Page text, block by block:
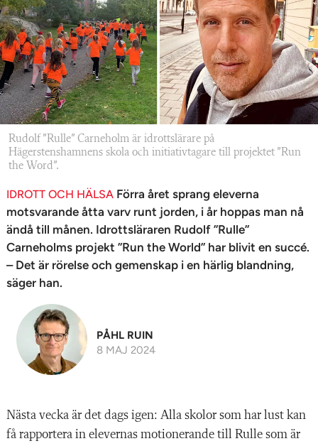
Rudolf ”Rulle” Carneholm är idrottslärare på
Hägerstenshamnens skola och initiativtagare till projektet ”Run
the Word”.
IDROTT OCH HÄLSA Förra året sprang eleverna
motsvarande åtta varv runt jorden, i år hoppas man nå
ändå till månen. Idrottsläraren Rudolf ”Rulle”
Carneholms projekt ”Run the World” har blivit en succé.
– Det är rörelse och gemenskap i en härlig blandning,
säger han.
PÅHL RUIN
8 MAJ 2024
Nästa vecka är det dags igen: Alla skolor som har lust kan
få rapportera in elevernas motionerande till Rulle som är